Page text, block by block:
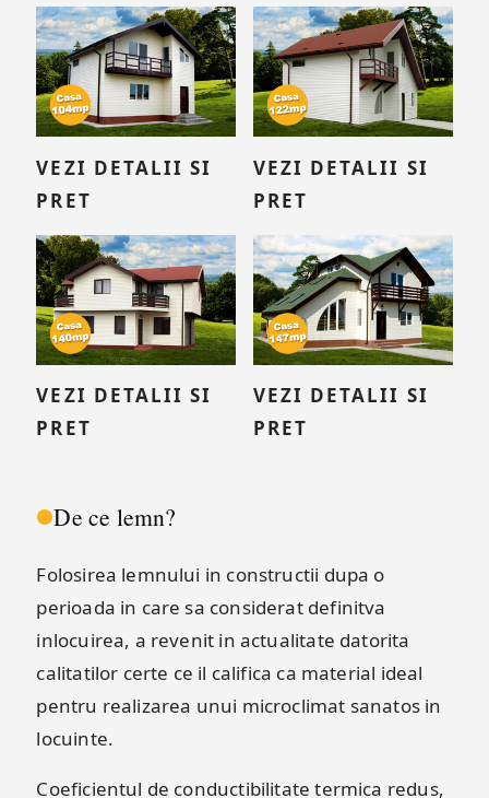
VEZI DETALII SI
PRET
VEZI DETALII SI
PRET
VEZI DETALII SI
PRET
VEZI DETALII SI
PRET
De ce lemn?
Folosirea lemnului in constructii dupa o
perioada in care sa considerat definitva
inlocuirea, a revenit in actualitate datorita
calitatilor certe ce il califica ca material ideal
pentru realizarea unui microclimat sanatos in
locuinte.
Coeficientul de conductibilitate termica redus,